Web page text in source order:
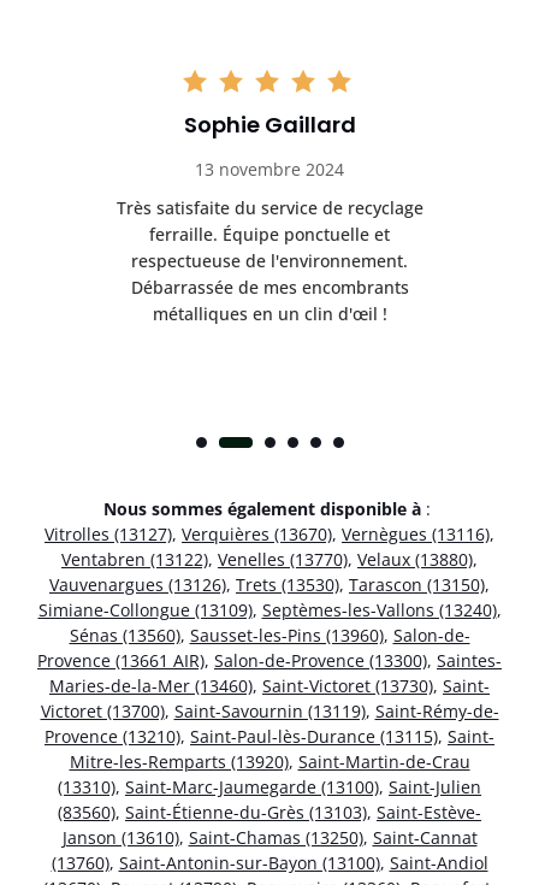
Sophie Gaillard
13 novembre 2024
Très satisfaite du service de recyclage
ferraille. Équipe ponctuelle et
respectueuse de l'environnement.
Débarrassée de mes encombrants
métalliques en un clin d'œil !
Nous sommes également disponible à :
Vitrolles (13127), Verquières (13670), Vernègues (13116),
Ventabren (13122), Venelles (13770), Velaux (13880),
Vauvenargues (13126), Trets (13530), Tarascon (13150),
Simiane-Collongue (13109), Septèmes-les-Vallons (13240),
Sénas (13560), Sausset-les-Pins (13960), Salon-de-
Provence (13661 AIR), Salon-de-Provence (13300), Saintes-
Maries-de-la-Mer (13460), Saint-Victoret (13730), Saint-
Victoret (13700), Saint-Savournin (13119), Saint-Rémy-de-
Provence (13210), Saint-Paul-lès-Durance (13115), Saint-
Mitre-les-Remparts (13920), Saint-Martin-de-Crau
(13310), Saint-Marc-Jaumegarde (13100), Saint-Julien
(83560), Saint-Étienne-du-Grès (13103), Saint-Estève-
Janson (13610), Saint-Chamas (13250), Saint-Cannat
(13760), Saint-Antonin-sur-Bayon (13100), Saint-Andiol